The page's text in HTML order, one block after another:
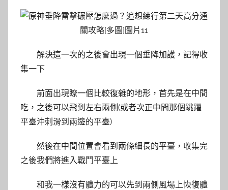
解決這一次的之後會出現一個垂降加護，記得收
集一下
前面出現瞭一個比較復雜的地形，首先是在中間
吃，之後可以飛到左右兩側(或者次正中間那個跳躍
平臺沖刺滑到兩邊的平臺)
然後在中間位置會看到兩條細長的平臺，收集完
之後我們將進入戰鬥平臺上
和我一樣沒有體力的可以先到兩側風場上恢復體